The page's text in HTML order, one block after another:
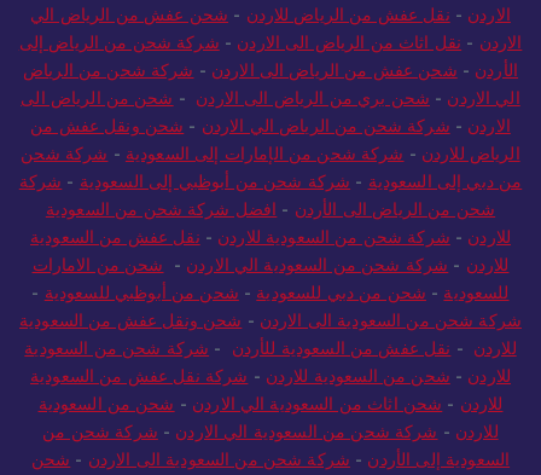
الاردن - نقل عفش من الرياض للاردن - شحن عفش من الرياض الي
الاردن - نقل اثاث من الرياض الى الاردن - شركة شحن من الرياض إلى
الأردن - شحن عفش من الرياض الى الاردن - شركة شحن من الرياض
الي الاردن - شحن بري من الرياض الى الاردن - شحن من الرياض الى
الاردن - شركة شحن من الرياض الي الاردن - شحن ونقل عفش من
الرياض للاردن - شركة شحن من الإمارات إلى السعودية - شركة شحن
من دبي إلى السعودية - شركة شحن من أبوظبي إلى السعودية - شركة
شحن من الرياض الى الأردن - افضل شركة شحن من السعودية
للاردن - شركة شحن من السعودية للاردن - نقل عفش من السعودية
للاردن - شركة شحن من السعودية الي الاردن - شحن من الامارات
للسعودية - شحن من دبي للسعودية - شحن من أبوظبي للسعودية -
شركة شحن من السعودية الى الاردن - شحن ونقل عفش من السعودية
للاردن - نقل عفش من السعودية للأردن - شركة شحن من السعودية
للاردن - شحن من السعودية للاردن - شركة نقل عفش من السعودية
للاردن - شحن اثاث من السعودية الي الاردن - شحن من السعودية
للاردن - شركة شحن من السعودية الي الاردن - شركة شحن من
السعودية إلى الأردن - شركة شحن من السعودية الى الاردن - شحن